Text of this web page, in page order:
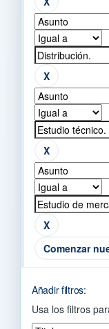
Comenzar
Añadir filtros:
Usa los filtros